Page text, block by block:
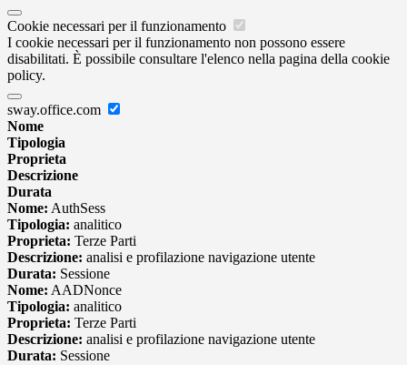
Cookie necessari per il funzionamento
I cookie necessari per il funzionamento non possono essere
disabilitati. È possibile consultare l'elenco nella pagina della cookie
policy.
sway.office.com
Nome
Tipologia
Proprieta
Descrizione
Durata
Nome: AuthSess
Tipologia: analitico
Proprieta: Terze Parti
Descrizione: analisi e profilazione navigazione utente
Durata: Sessione
Nome: AADNonce
Tipologia: analitico
Proprieta: Terze Parti
Descrizione: analisi e profilazione navigazione utente
Durata: Sessione